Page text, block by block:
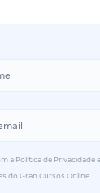
a Política de Privacidade
do Gran Cursos Online.